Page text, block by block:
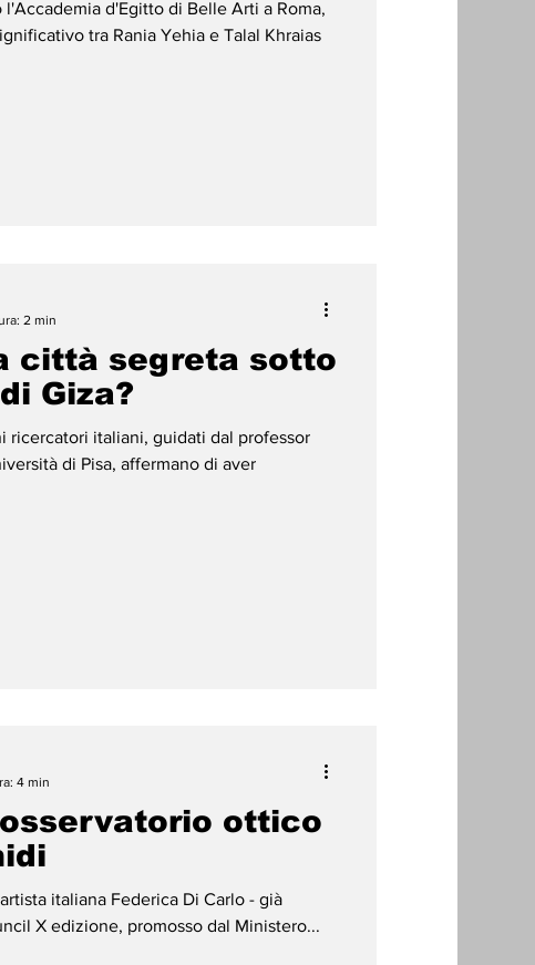
l'Accademia d'Egitto di Belle Arti a Roma,
tra Rania Yehia e Talal Khraias
città segreta sotto
Giza?
ricercatori italiani, guidati dal professor
di Pisa, affermano di aver
2 min
ottico
italiana Federica Di Carlo - già
X edizione, promosso dal Ministero...
4 min